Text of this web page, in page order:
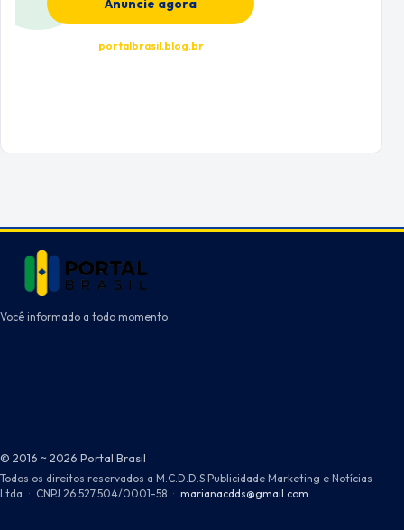
Anuncie agora
portalbrasil.blog.br
Você informado a todo momento
© 2016 ~ 2026 Portal Brasil
Todos os direitos reservados a M.C.D.D.S Publicidade Marketing e Notícias
Ltda · CNPJ 26.527.504/0001-58 · marianacdds@gmail.com